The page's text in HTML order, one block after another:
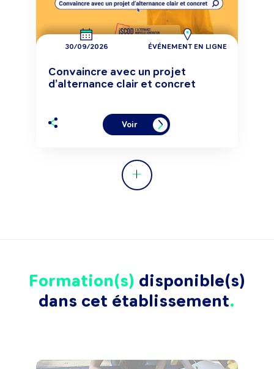
30/09/2026 ÉVÉNEMENT EN LIGNE
Convaincre avec un projet
d’alternance clair et concret
Voir
Formation(s) disponible(s)
dans cet établissement